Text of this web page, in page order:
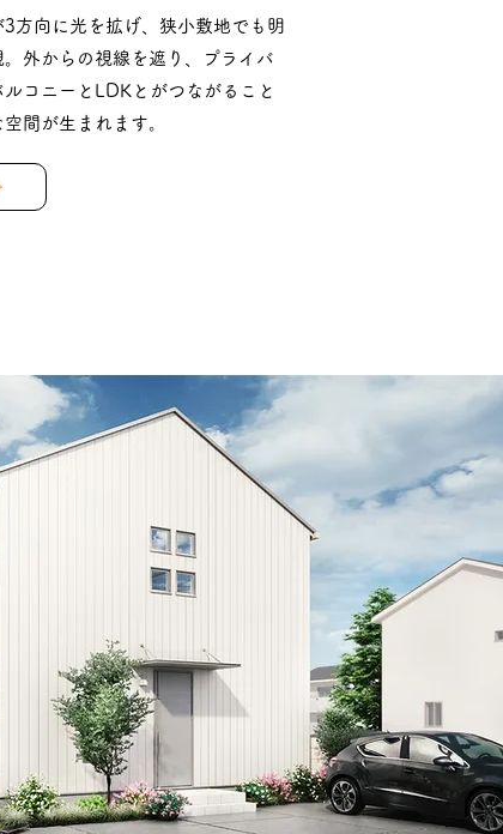
方向に光を拡げ、狭小敷地でも明
外からの視線を遮り、プライバ
コニーとLDKとがつながること
間が生まれます。